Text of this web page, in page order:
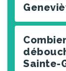
Sainte-